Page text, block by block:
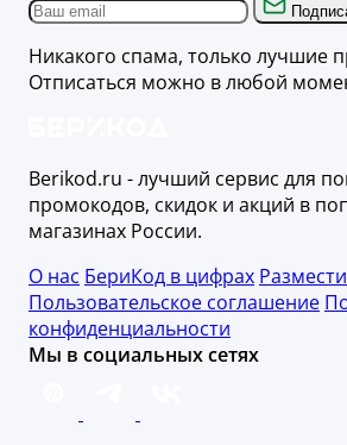
Никакого спама, только лучшие
Отписаться можно в любой
Berikod.ru - лучший сервис для
промокодов, скидок и акций в
магазинах России.
О нас БериКод в цифрах
Пользовательское соглашение
конфиденциальности
Мы в социальных сетях